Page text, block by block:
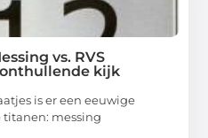
vs. RVS
kijk
is er een eeuwige
titanen: messing